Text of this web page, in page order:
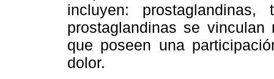
incluyen:
prostaglandinas se
que poseen una
dolor.